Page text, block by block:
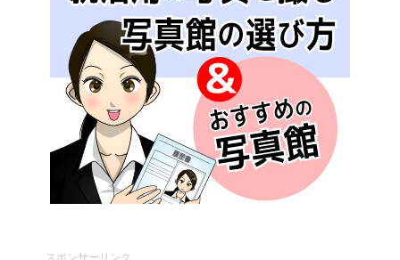
スポンサーリンク